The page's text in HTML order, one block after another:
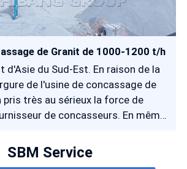
d'Asie du Sud-Est. En raison de la
de l'usine de concassage de
pris très au sérieux la force de
de concasseurs. En même
des pièces de rechange serait
souhaité que SBM les aide à
de Granit de 1000-1200 t/h
SBM Service